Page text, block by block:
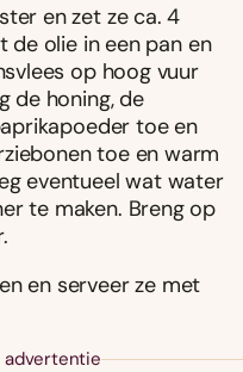
en zet ze ca. 4
de olie in een pan en
op hoog vuur
de honing, de
toe en
toe en warm
eventueel wat water
te maken. Breng op
en serveer ze met
advertentie